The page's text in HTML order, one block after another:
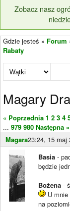
Zobacz nasz
Gdzie jesteś » Forum
Rabaty
Magary
« Poprzednia 1 2 3 4
... 979 980 Następna »
Magara23:24, 15 maj
Basia -
będzie
Bożena -
U
na